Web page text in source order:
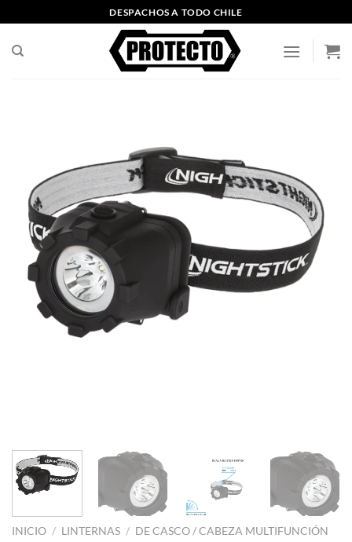
al
contenido
DESPACHOS A TODO CHILE
INICIO / LINTERNAS / DE CASCO / CABEZA MULTIFUNCIÓN